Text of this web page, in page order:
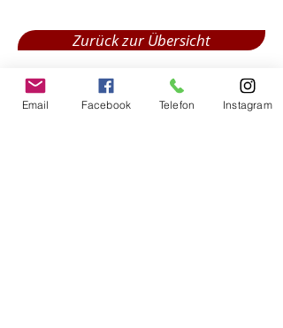
Zurück zur Übersicht
Weiter zum nächsten
Email Facebook Telefon Instagram